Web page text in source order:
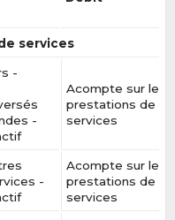
services
-
-
Acompte sur les
prestations de
services
-
Acompte sur les
prestations de
services